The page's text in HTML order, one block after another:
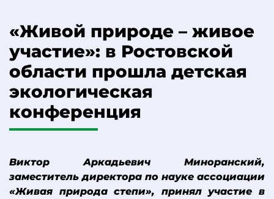
«Живой природе – живое
участие»: в Ростовской
области прошла детская
экологическая
конференция
Виктор Аркадьевич Миноранский,
заместитель директора по науке ассоциации
«Живая природа степи», принял участие в